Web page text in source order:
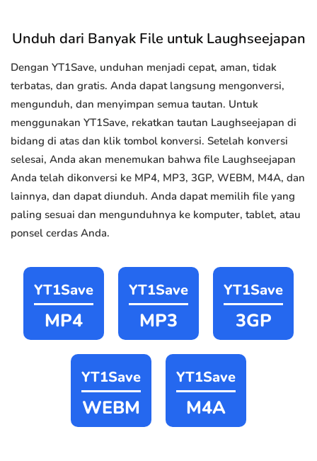
Unduh dari Banyak File untuk Laughseejapan
Dengan YT1Save, unduhan menjadi cepat, aman, tidak
terbatas, dan gratis. Anda dapat langsung mengonversi,
mengunduh, dan menyimpan semua tautan. Untuk
menggunakan YT1Save, rekatkan tautan Laughseejapan di
bidang di atas dan klik tombol konversi. Setelah konversi
selesai, Anda akan menemukan bahwa file Laughseejapan
Anda telah dikonversi ke MP4, MP3, 3GP, WEBM, M4A, dan
lainnya, dan dapat diunduh. Anda dapat memilih file yang
paling sesuai dan mengunduhnya ke komputer, tablet, atau
ponsel cerdas Anda.
YT1Save
MP4
YT1Save
MP3
YT1Save
3GP
YT1Save
WEBM
YT1Save
M4A